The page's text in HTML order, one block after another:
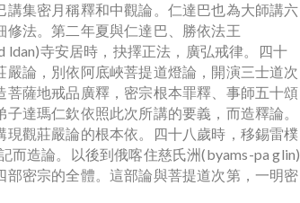
集密月稱釋和中觀論。仁達巴也為大師講六
法。第二年夏與仁達巴、勝依法王
寺安居時，抉擇正法，廣弘戒律。四十
論，別依阿底峽菩提道燈論，開演三士道次
薩地戒品廣釋，密宗根本罪釋、事師五十頌
達瑪仁欽依照此次所講的要義，而造釋論。
觀莊嚴論的根本依。四十八歲時，移錫雷樸
而造論。以後到俄喀住慈氏洲(byams-pa glin)
密宗的全體。這部論與菩提道次第，一明密